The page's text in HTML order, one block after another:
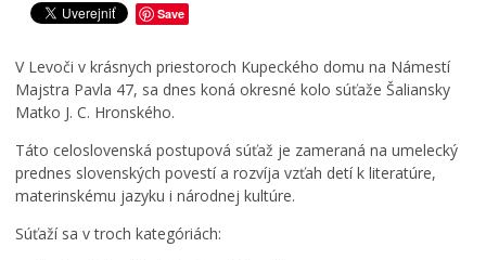
Save
V Levoči v krásnych priestoroch Kupeckého domu na Námestí
Majstra Pavla 47, sa dnes koná okresné kolo súťaže Šaliansky
Matko J. C. Hronského.
Táto celoslovenská postupová súťaž je zameraná na umelecký
prednes slovenských povestí a rozvíja vzťah detí k literatúre,
materinskému jazyku i národnej kultúre.
Súťaží sa v troch kategóriách: